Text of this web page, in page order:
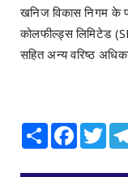
खनिज विकास निगम के
कोलफील्ड्स लिमिटेड
सहित अन्य वरिष्ठ
Share Facebook